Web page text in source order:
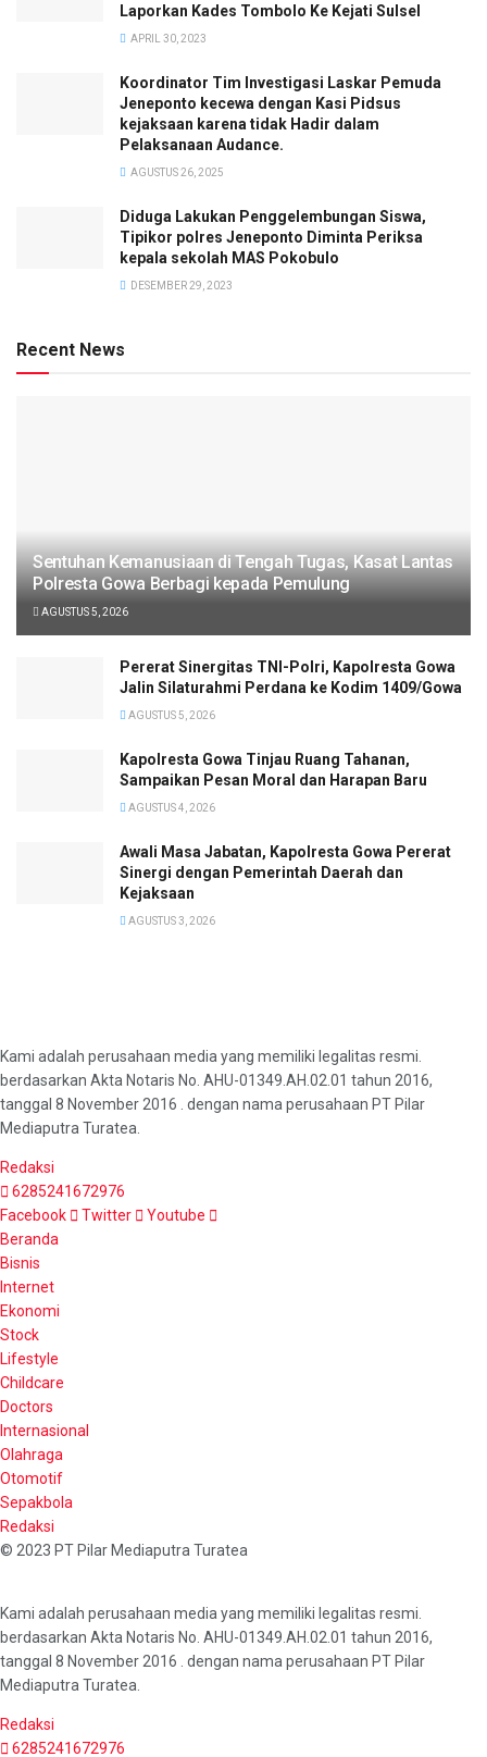
Laporkan Kades Tombolo Ke Kejati Sulsel
APRIL 30, 2023
Koordinator Tim Investigasi Laskar Pemuda
Jeneponto kecewa dengan Kasi Pidsus
kejaksaan karena tidak Hadir dalam
Pelaksanaan Audance.
AGUSTUS 26, 2025
Diduga Lakukan Penggelembungan Siswa,
Tipikor polres Jeneponto Diminta Periksa
kepala sekolah MAS Pokobulo
DESEMBER 29, 2023
Recent News
Sentuhan Kemanusiaan di Tengah Tugas, Kasat Lantas
Polresta Gowa Berbagi kepada Pemulung
AGUSTUS 5, 2026
Pererat Sinergitas TNI-Polri, Kapolresta Gowa
Jalin Silaturahmi Perdana ke Kodim 1409/Gowa
AGUSTUS 5, 2026
Kapolresta Gowa Tinjau Ruang Tahanan,
Sampaikan Pesan Moral dan Harapan Baru
AGUSTUS 4, 2026
Awali Masa Jabatan, Kapolresta Gowa Pererat
Sinergi dengan Pemerintah Daerah dan
Kejaksaan
AGUSTUS 3, 2026
Kami adalah perusahaan media yang memiliki legalitas resmi.
berdasarkan Akta Notaris No. AHU-01349.AH.02.01 tahun 2016,
tanggal 8 November 2016 . dengan nama perusahaan PT Pilar
Mediaputra Turatea.
Redaksi
6285241672976
Facebook
Twitter
Youtube
Beranda
Bisnis
Internet
Ekonomi
Stock
Lifestyle
Childcare
Doctors
Internasional
Olahraga
Otomotif
Sepakbola
Redaksi
© 2023 PT Pilar Mediaputra Turatea
Kami adalah perusahaan media yang memiliki legalitas resmi.
berdasarkan Akta Notaris No. AHU-01349.AH.02.01 tahun 2016,
tanggal 8 November 2016 . dengan nama perusahaan PT Pilar
Mediaputra Turatea.
Redaksi
6285241672976